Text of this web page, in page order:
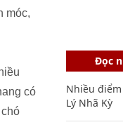
móc,
có
Đọc
Nhiều
Lý Nhã Kỳ